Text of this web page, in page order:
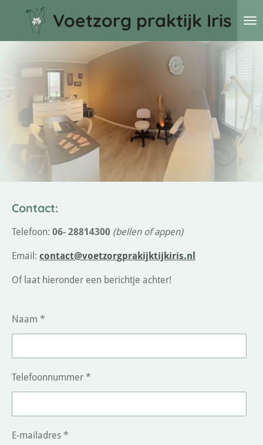
naar
hoofdinhoud
Voetzorg praktijk Iris
Contact:
Telefoon: 06- 28814300 (bellen of appen)
Email: contact@voetzorgprakijktijkiris.nl
Of laat hieronder een berichtje achter!
Naam *
Telefoonnummer *
E-mailadres *